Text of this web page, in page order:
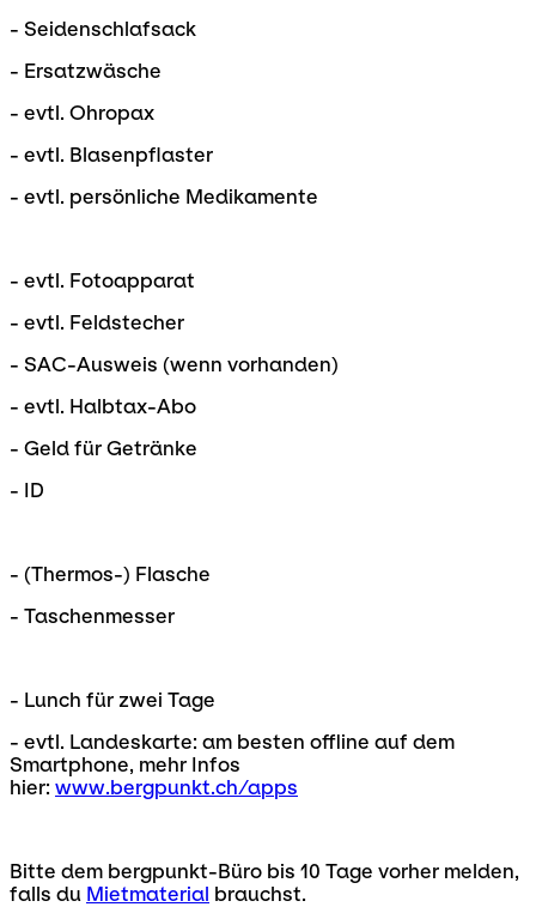
- Seidenschlafsack
- Ersatzwäsche
- evtl. Ohropax
- evtl. Blasenpflaster
- evtl. persönliche Medikamente
- evtl. Fotoapparat
- evtl. Feldstecher
- SAC-Ausweis (wenn vorhanden)
- evtl. Halbtax-Abo
- Geld für Getränke
- ID
- (Thermos-) Flasche
- Taschenmesser
- Lunch für zwei Tage
- evtl. Landeskarte: am besten offline auf dem
Smartphone, mehr Infos
hier: www.bergpunkt.ch/apps
Bitte dem bergpunkt-Büro bis 10 Tage vorher melden,
falls du Mietmaterial brauchst.